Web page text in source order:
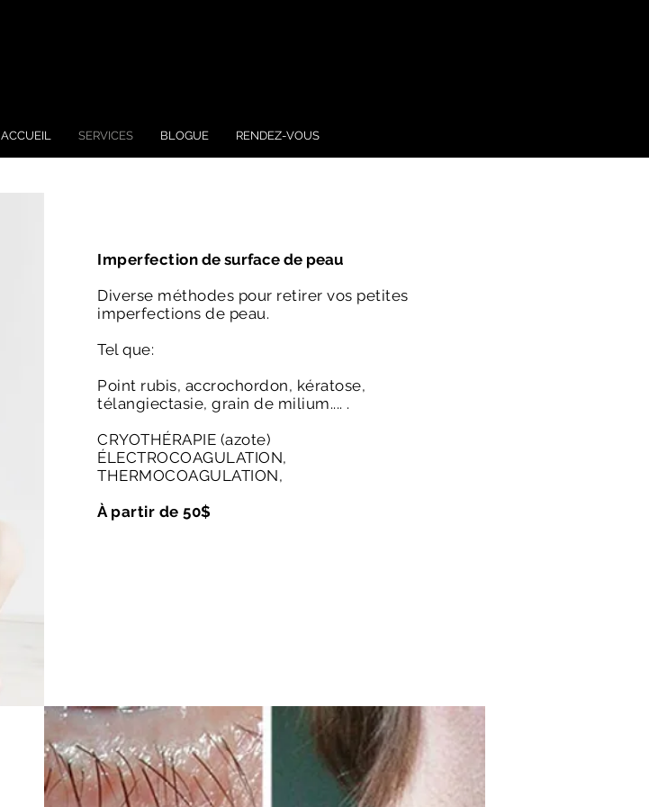
ACCUEIL SERVICES BLOGUE RENDEZ-VOUS
Imperfection de surface de peau
Diverse méthodes pour retirer vos petites
imperfections de peau.
Tel que:
Point rubis, accrochordon, kératose,
télangiectasie, grain de milium.... .
CRYOTHÉRAPIE (azote)
ÉLECTROCOAGULATION,
THERMOCOAGULATION,
À partir de 50$